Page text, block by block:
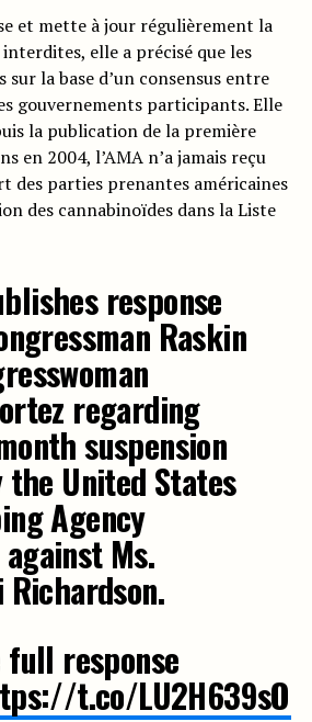
et mette à jour régulièrement la
elle a précisé que les
sur la base d’un consensus entre
gouvernements participants. Elle
la publication de la première
en 2004, l’AMA n’a jamais reçu
des parties prenantes américaines
des cannabinoïdes dans la Liste
response
Raskin
regarding
suspension
the United States
Agency
Ms.
Richardson.
full response
t.co/LU2H639sOz